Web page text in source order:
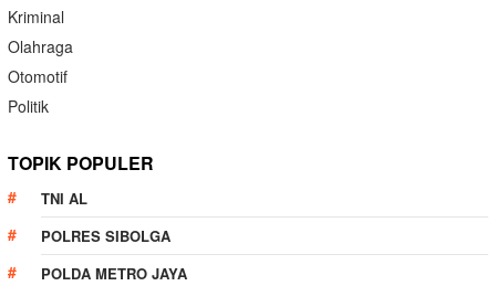
Kriminal
Olahraga
Otomotif
Politik
TOPIK POPULER
TNI AL
POLRES SIBOLGA
POLDA METRO JAYA